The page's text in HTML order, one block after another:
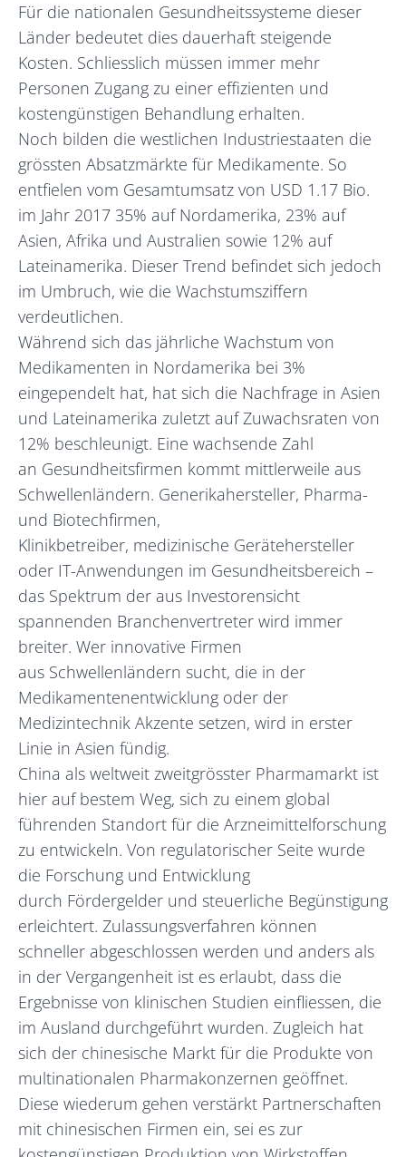
Für die nationalen Gesundheitssysteme dieser
Länder bedeutet dies dauerhaft steigende
Kosten. Schliesslich müssen immer mehr
Personen Zugang zu einer effizienten und
kostengünstigen Behandlung erhalten.
Noch bilden die westlichen Industriestaaten die
grössten Absatzmärkte für Medikamente. So
entfielen vom Gesamtumsatz von USD 1.17 Bio.
im Jahr 2017 35% auf Nordamerika, 23% auf
Asien, Afrika und Australien sowie 12% auf
Lateinamerika. Dieser Trend befindet sich jedoch
im Umbruch, wie die Wachstumsziffern
verdeutlichen.
Während sich das jährliche Wachstum von
Medikamenten in Nordamerika bei 3%
eingependelt hat, hat sich die Nachfrage in Asien
und Lateinamerika zuletzt auf Zuwachsraten von
12% beschleunigt. Eine wachsende Zahl
an Gesundheitsfirmen kommt mittlerweile aus
Schwellenländern. Generikahersteller, Pharma-
und Biotechfirmen,
Klinikbetreiber, medizinische Gerätehersteller
oder IT-Anwendungen im Gesundheitsbereich –
das Spektrum der aus Investorensicht
spannenden Branchenvertreter wird immer
breiter. Wer innovative Firmen
aus Schwellenländern sucht, die in der
Medikamentenentwicklung oder der
Medizintechnik Akzente setzen, wird in erster
Linie in Asien fündig.
China als weltweit zweitgrösster Pharmamarkt ist
hier auf bestem Weg, sich zu einem global
führenden Standort für die Arzneimittelforschung
zu entwickeln. Von regulatorischer Seite wurde
die Forschung und Entwicklung
durch Fördergelder und steuerliche Begünstigung
erleichtert. Zulassungsverfahren können
schneller abgeschlossen werden und anders als
in der Vergangenheit ist es erlaubt, dass die
Ergebnisse von klinischen Studien einfliessen, die
im Ausland durchgeführt wurden. Zugleich hat
sich der chinesische Markt für die Produkte von
multinationalen Pharmakonzernen geöffnet.
Diese wiederum gehen verstärkt Partnerschaften
mit chinesischen Firmen ein, sei es zur